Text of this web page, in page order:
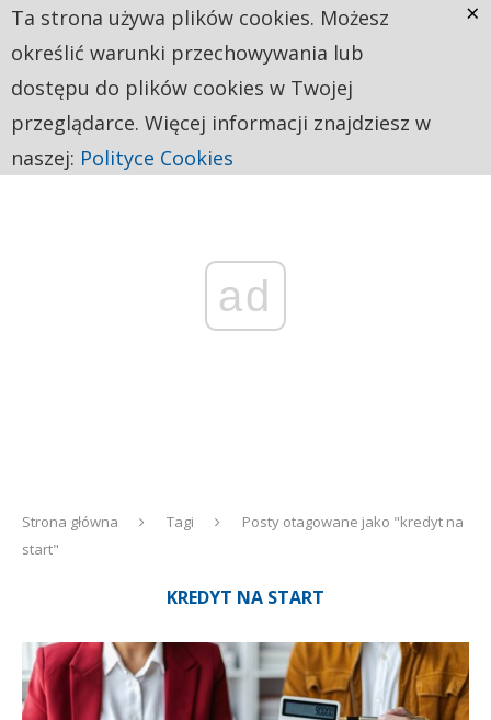
ad
Strona główna Tagi
Posty otagowane jako "kredyt na
start"
KREDYT NA START
Ta strona używa plików cookies. Możesz
określić warunki przechowywania lub
dostępu do plików cookies w Twojej
przeglądarce. Więcej informacji znajdziesz w
naszej: Polityce Cookies
×